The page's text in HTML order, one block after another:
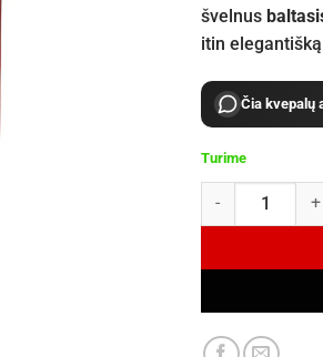
švelnus
itin
Čia kvepalų
Turime
produkto kiekis: